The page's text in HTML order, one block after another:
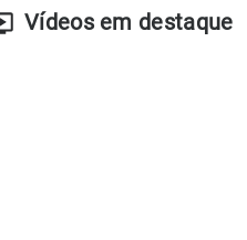
Vídeos em destaque